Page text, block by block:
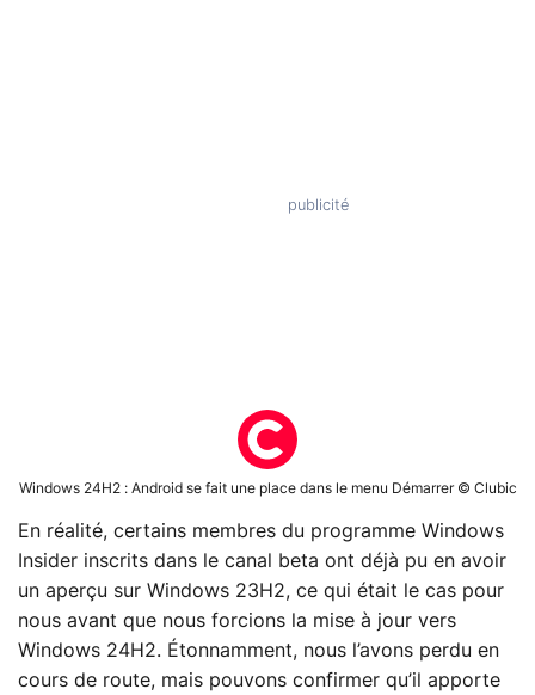
Windows 24H2 : Android se fait une place dans le menu Démarrer © Clubic
En réalité, certains membres du programme Windows
Insider inscrits dans le canal beta ont déjà pu en avoir
un aperçu sur Windows 23H2, ce qui était le cas pour
nous avant que nous forcions la mise à jour vers
Windows 24H2. Étonnamment, nous l’avons perdu en
cours de route, mais pouvons confirmer qu’il apporte